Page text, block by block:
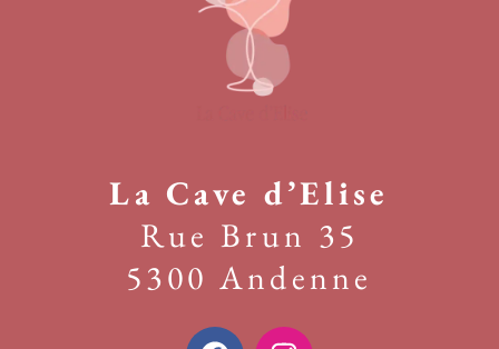
La Cave d’Elise
Rue Brun 35
5300 Andenne